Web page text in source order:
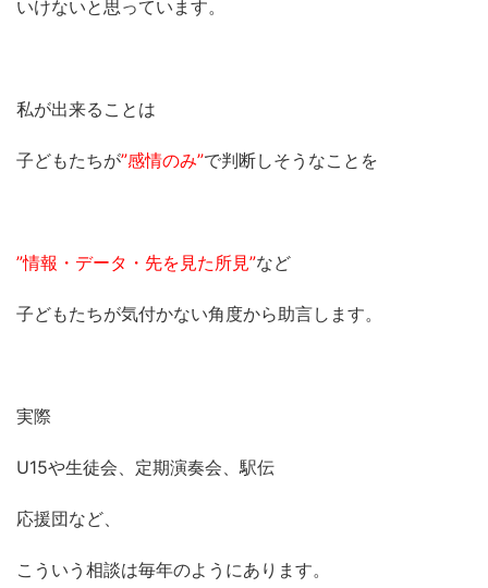
いけないと思っています。
私が出来ることは
子どもたちが”感情のみ”で判断しそうなことを
”情報・データ・先を見た所見”など
子どもたちが気付かない角度から助言します。
実際
U15や生徒会、定期演奏会、駅伝
応援団など、
こういう相談は毎年のようにあります。